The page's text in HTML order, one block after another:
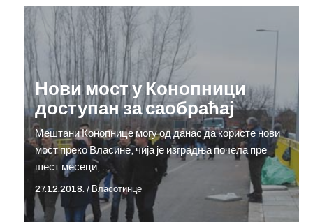
Нови мост у Конопници
доступан за саобраћај
Мештани Конопнице могу од данас да користе нови
мост преко Власине, чија је изградња почела пре
шест месеци, …
27.12.2018. / Власотинце